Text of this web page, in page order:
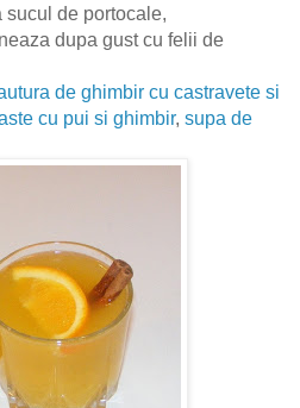
de portocale,
dupa gust cu felii de
de ghimbir cu castravete si
cu pui si ghimbir, supa de